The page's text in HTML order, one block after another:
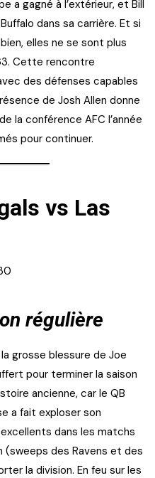
a gagné à l’extérieur, et Bill
dans sa carrière. Et si
elles ne se sont plus
Cette rencontre
des défenses capables
de Josh Allen donne
la conférence AFC l’année
pour continuer.
vs Las
régulière
grosse blessure de Joe
pour terminer la saison
ancienne, car le QB
a fait exploser son
dans les matchs
(sweeps des Ravens et des
la division. En feu sur les